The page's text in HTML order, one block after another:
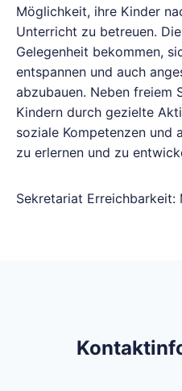
Möglichkeit, ihre Kinder
Unterricht zu betreuen.
Gelegenheit bekommen,
entspannen und auch
abzubauen. Neben freiem
Kindern durch gezielte
soziale Kompetenzen und
zu erlernen und zu
Sekretariat Erreichbarkeit: